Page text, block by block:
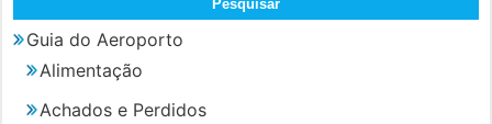
Guia do Aeroporto
Alimentação
Achados e Perdidos